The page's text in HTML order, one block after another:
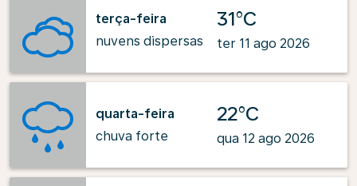
terça-feira
nuvens dispersas
31°C
ter 11 ago 2026
quarta-feira
chuva forte
22°C
qua 12 ago 2026